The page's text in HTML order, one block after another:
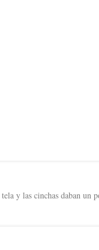
y las cinchas daban un